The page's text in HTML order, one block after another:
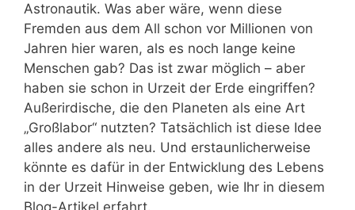
Astronautik. Was aber wäre, wenn diese
Fremden aus dem All schon vor Millionen von
Jahren hier waren, als es noch lange keine
Menschen gab? Das ist zwar möglich – aber
haben sie schon in Urzeit der Erde eingriffen?
Außerirdische, die den Planeten als eine Art
„Großlabor“ nutzten? Tatsächlich ist diese Idee
alles andere als neu. Und erstaunlicherweise
könnte es dafür in der Entwicklung des Lebens
in der Urzeit Hinweise geben, wie Ihr in diesem